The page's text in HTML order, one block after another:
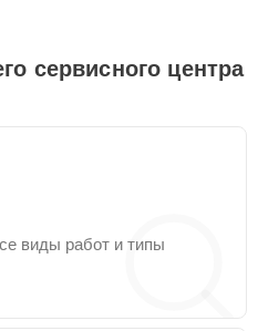
сервисного центра
виды работ и типы